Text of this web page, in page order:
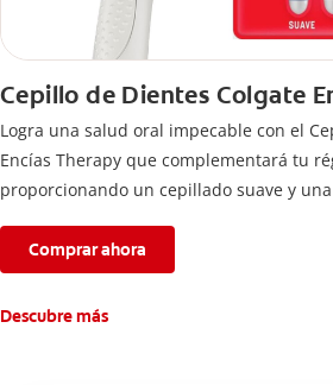
Cepillo de Dientes Colgate
Logra una salud oral impecable con el
Encías Therapy que complementará tu
proporcionando un cepillado suave y
Comprar ahora
Descubre más